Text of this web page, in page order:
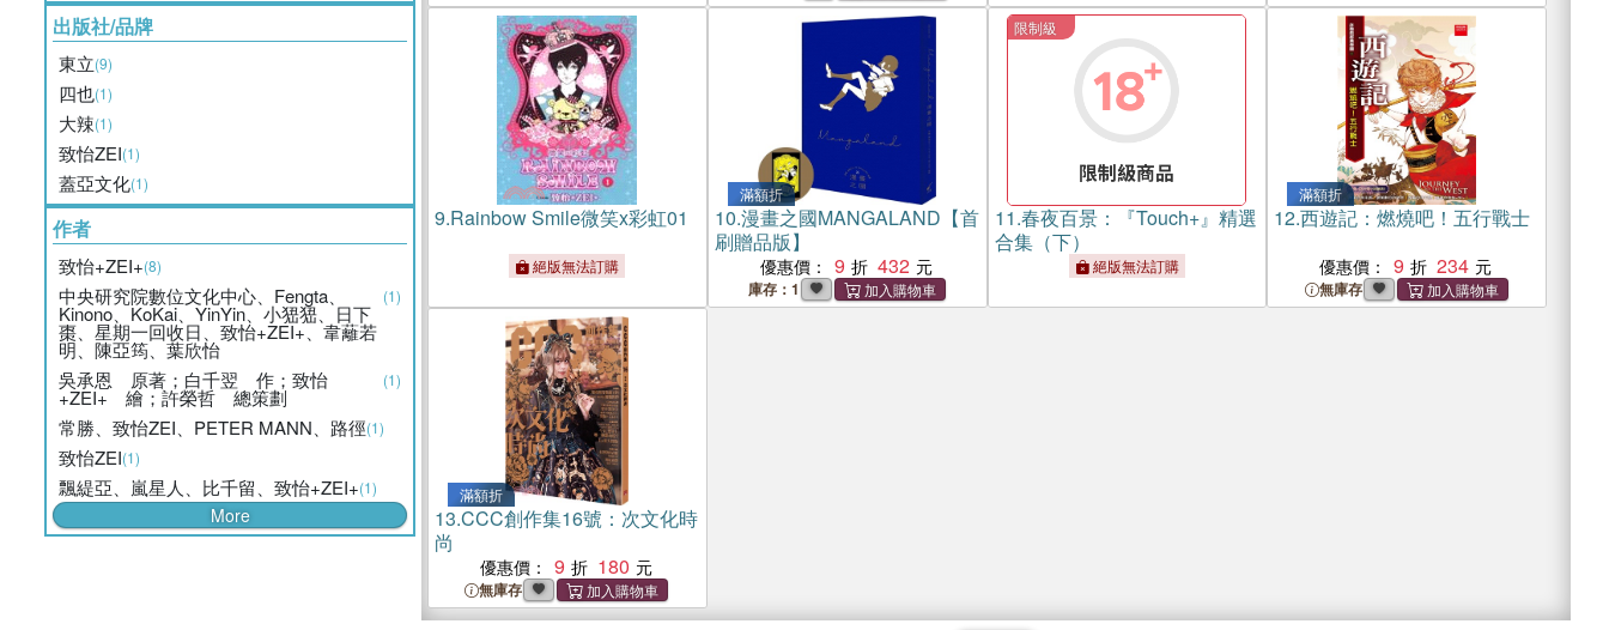
出版社/品牌
東立(9)
四也(1)
大辣(1)
致怡ZEI(1)
蓋亞文化(1)
作者
致怡+ZEI+(8)
中央研究院數位文化中心、Fengta、
Kinono、KoKai、YinYin、小峱峱、日下
棗、星期一回收日、致怡+ZEI+、韋蘺若
明、陳亞筠、葉欣怡
(1)
吳承恩 原著；白千翌 作；致怡
+ZEI+ 繪；許榮哲 總策劃
(1)
常勝、致怡ZEI、PETER MANN、路徑(1)
致怡ZEI(1)
飄緹亞、嵐星人、比千留、致怡+ZEI+(1)
More
9.Rainbow Smile微笑x彩虹01
絕版無法訂購
滿額折
10.漫畫之國MANGALAND【首
刷贈品版】
優惠價： 9 432
庫存：1
限制級
11.春夜百景：『Touch+』精選
合集（下）
絕版無法訂購
滿額折
12.西遊記：燃燒吧！五行戰士
優惠價： 9 234
無庫存
滿額折
13.CCC創作集16號：次文化時
尚
優惠價： 9 180
無庫存